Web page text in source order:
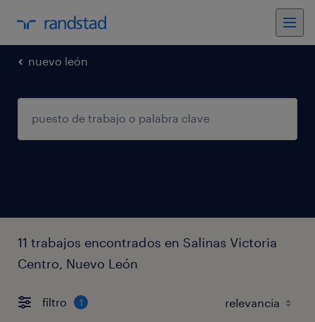
nuevo león
11 trabajos encontrados en Salinas Victoria
Centro, Nuevo León
filtro 1